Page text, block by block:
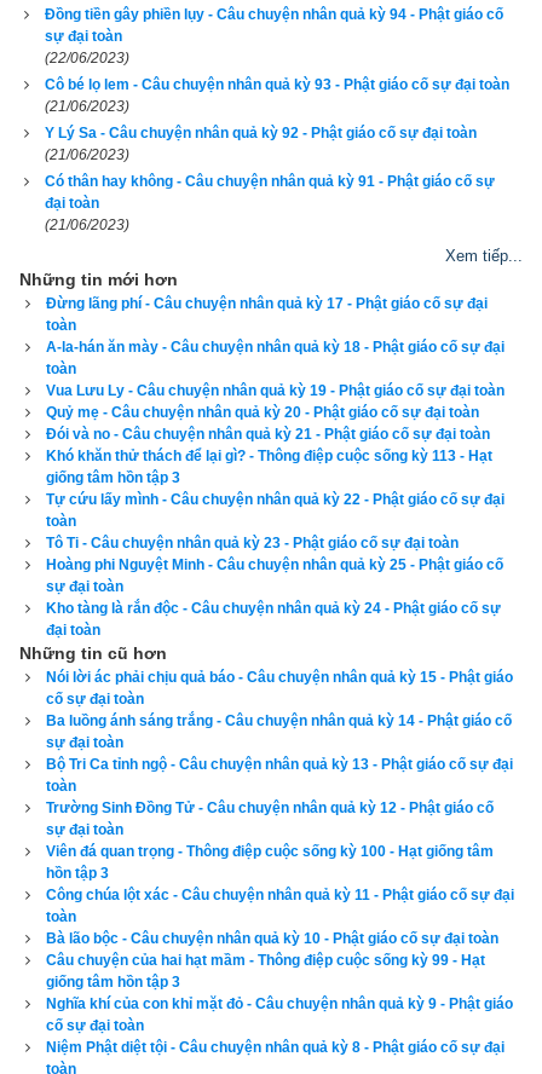
Đức Phật thấy nó đã rõ ràng tự biết tội mình và thật lòng muốn
cầu giải thoát, nên nói với nó:
– Kiếp trước ngươi không biết làm việc thiện nên mới chịu
mang thân rắn này, ngày nay ngươi biết tỉnh ngộ để lãnh hội
sự giáo hóa của Phật thì ngươi có thể thoát ra khỏi biển khổ
được.
Rắn độc nghe thế, tự nhiên biết mở miệng nói:
– Bạch Thế Tôn, con không dám làm trái lời giáo huấn từ bi
của Ngài, từ nay về sau con xin nguyện kính cẩn làm theo.
– Thế thì ngươi hãy chui vào bát của ta.
Đức Phật vừa dứt lời, con rắn đã tuân lệnh bò ngay vào bình
bát của Ngài. Đức Phật bèn ôm bát ra khỏi rừng trúc. Nhà vua
cùng rất nhiều người nghe tin ấy, vội vàng vào rừng xem câu
chuyện diễn tiến ra sao. Khi con rắn nhìn thấy người ta, lòng
cảm thấy hổ thẹn và chán ghét thân hình rắn độc của mình,
liền chết ngay tại chỗ. Mạng sống vừa dứt, nhờ nó đã chân
thành sám hối với tâm muốn phục thiện nên được sinh lên
cung trời Đao Lợi, hưởng phúc cõi trời.
Một hôm, tại tinh xá Trúc Lâm, trong không trung bỗng có
người ngâm kệ tán thán đức Phật rằng:
Đại Thánh tôn cao cả,
Phúc huệ đều đầy đủ.
Ngày xưa con ngu si,
Được Phật khai sáng mắt.
Ơn như mặt trời huệ,
Diệt sạch cấu phiền não,
Đồng tiền gây phiền lụy - Câu chuyện nhân quả kỳ 94 - Phật giáo cố
sự đại toàn
(22/06/2023)
Cô bé lọ lem - Câu chuyện nhân quả kỳ 93 - Phật giáo cố sự đại toàn
(21/06/2023)
Y Lý Sa - Câu chuyện nhân quả kỳ 92 - Phật giáo cố sự đại toàn
(21/06/2023)
Có thân hay không - Câu chuyện nhân quả kỳ 91 - Phật giáo cố sự
đại toàn
(21/06/2023)
Xem tiếp...
Những tin mới hơn
Đừng lãng phí - Câu chuyện nhân quả kỳ 17 - Phật giáo cố sự đại
toàn
A-la-hán ăn mày - Câu chuyện nhân quả kỳ 18 - Phật giáo cố sự đại
toàn
Vua Lưu Ly - Câu chuyện nhân quả kỳ 19 - Phật giáo cố sự đại toàn
Quỷ mẹ - Câu chuyện nhân quả kỳ 20 - Phật giáo cố sự đại toàn
Đói và no - Câu chuyện nhân quả kỳ 21 - Phật giáo cố sự đại toàn
Khó khăn thử thách để lại gì? - Thông điệp cuộc sống kỳ 113 - Hạt
giống tâm hồn tập 3
Tự cứu lấy mình - Câu chuyện nhân quả kỳ 22 - Phật giáo cố sự đại
toàn
Tô Ti - Câu chuyện nhân quả kỳ 23 - Phật giáo cố sự đại toàn
Hoàng phi Nguyệt Minh - Câu chuyện nhân quả kỳ 25 - Phật giáo cố
sự đại toàn
Kho tàng là rắn độc - Câu chuyện nhân quả kỳ 24 - Phật giáo cố sự
đại toàn
Những tin cũ hơn
Nói lời ác phải chịu quả báo - Câu chuyện nhân quả kỳ 15 - Phật giáo
cố sự đại toàn
Ba luồng ánh sáng trắng - Câu chuyện nhân quả kỳ 14 - Phật giáo cố
sự đại toàn
Bộ Tri Ca tỉnh ngộ - Câu chuyện nhân quả kỳ 13 - Phật giáo cố sự đại
toàn
Trường Sinh Đồng Tử - Câu chuyện nhân quả kỳ 12 - Phật giáo cố
sự đại toàn
Viên đá quan trọng - Thông điệp cuộc sống kỳ 100 - Hạt giống tâm
hồn tập 3
Công chúa lột xác - Câu chuyện nhân quả kỳ 11 - Phật giáo cố sự đại
toàn
Bà lão bộc - Câu chuyện nhân quả kỳ 10 - Phật giáo cố sự đại toàn
Câu chuyện của hai hạt mầm - Thông điệp cuộc sống kỳ 99 - Hạt
giống tâm hồn tập 3
Nghĩa khí của con khỉ mặt đỏ - Câu chuyện nhân quả kỳ 9 - Phật giáo
cố sự đại toàn
Niệm Phật diệt tội - Câu chuyện nhân quả kỳ 8 - Phật giáo cố sự đại
toàn